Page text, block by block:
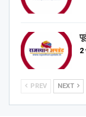
2
PREV NEXT